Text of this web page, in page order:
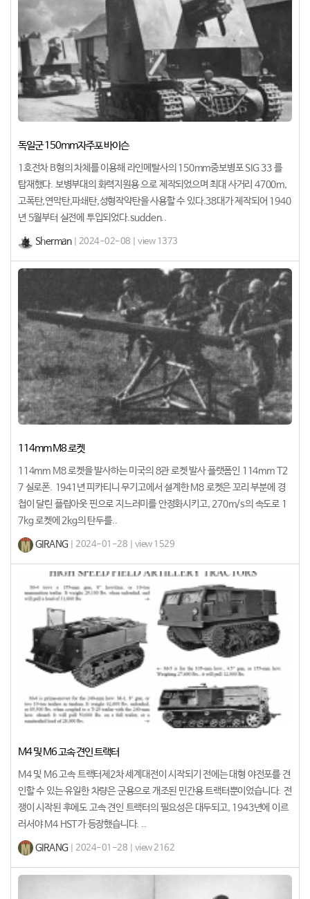
독일군 150mm자주포 바이슨
1호전차 B형의 차체를 이용해 라인메탈사의 150mm중보병포 SIG 33 를
탑재했다. 보병부대의 화력지원용 으로 제작되었으며 최대 사거리 4700m,
고폭탄,연막탄,파쇄탄,성형작약탄을 사용할 수 있다.38대가 제작되어 1940
년 5월부터 실전에 투입되었다.sudden..
Sherman| 2024-02-08 | view 1373
114mm M8 로켓
114mm M8 로켓을 발사하는 미국의 8관 로켓 발사 플랫폼인 114mm T2
7 실로폰. 1941년 피카티니 무기고에서 설계한 M8 로켓은 꼬리 부분에 경
첩이 달린 플립아웃 핀으로 지느러미를 안정화시키고, 270m/s의 속도로 1
7kg 로켓에 2kg의 탄두를..
GIRANG | 2024-01-28 | view 1529
M4 및 M6 고속 견인 트랙터
M4 및 M6 고속 트랙터제2차 세계대전이 시작되기 전에는 대형 야전포를 견
인할 수 있는 유일한 차량은 군용으로 개조된 민간용 트랙터뿐이었습니다. 전
쟁이 시작된 후에도 고속 견인 트랙터의 필요성은 대두되고, 1943년에 이르
러서야 M4 HST가 등장했습니다. ..
GIRANG | 2024-01-28 | view 2162